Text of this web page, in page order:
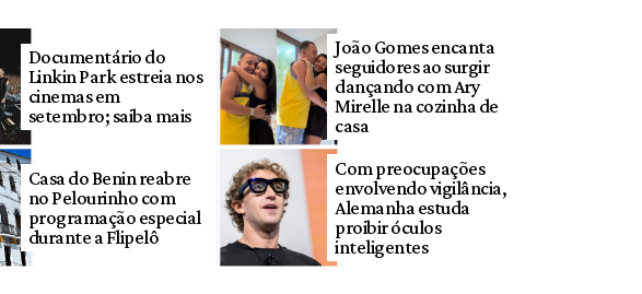
Documentário do
Linkin Park estreia nos
cinemas em
setembro; saiba mais
João Gomes encanta
seguidores ao surgir
dançando com Ary
Mirelle na cozinha de
casa
Casa do Benin reabre
no Pelourinho com
programação especial
durante a Flipelô
Com preocupações
envolvendo vigilância,
Alemanha estuda
proibir óculos
inteligentes